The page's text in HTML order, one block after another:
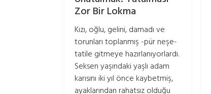
Zor Bir Lokma
Kızı, oğlu, gelini, damadı ve
torunları toplanmış -pür neşe-
tatile gitmeye hazırlanıyorlardı.
Seksen yaşındaki yaşlı adam
karısını iki yıl önce kaybetmiş,
ayaklarından rahatsız olduğu